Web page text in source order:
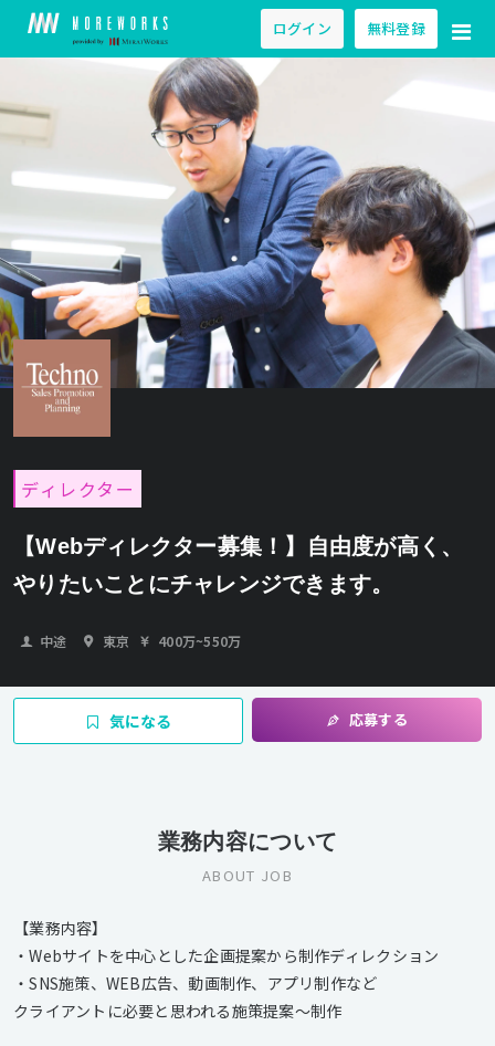
ログイン 無料登録
ディレクター
【Webディレクター募集！】自由度が高く、
やりたいことにチャレンジできます。
中途 東京 400万~550万
気になる 応募する
業務内容について
ABOUT JOB
【業務内容】
・Webサイトを中心とした企画提案から制作ディレクション
・SNS施策、WEB広告、動画制作、アプリ制作など
クライアントに必要と思われる施策提案～制作